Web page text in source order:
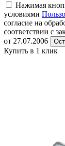
Нажимая
условиями
согласие на
соответствии с
от 27.07.2006
Купить в 1 клик